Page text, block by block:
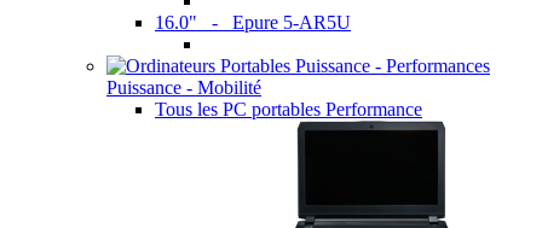
16.0" - Epure 5-AR5U
Puissance - Mobilité
Tous les PC portables Performance